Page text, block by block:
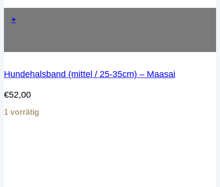
+
Hundehalsband (mittel / 25-35cm) – Maasai
€52,00
1 vorrätig